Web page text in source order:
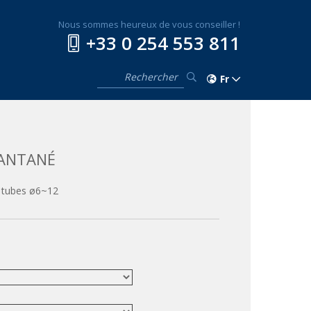
Nous sommes heureux de vous conseiller !
+33 0 254 553 811
Fr
ø6~12